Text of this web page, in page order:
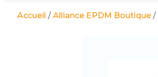
Accueil / Alliance EPDM Boutique/